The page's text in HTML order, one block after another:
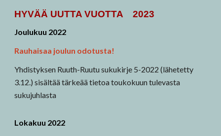
HYVÄÄ UUTTA VUOTTA 2023
Joulukuu 2022
Rauhaisaa joulun odotusta!
Yhdistyksen Ruuth-Ruutu sukukirje 5-2022 (lähetetty
3.12.) sisältää tärkeää tietoa toukokuun tulevasta
sukujuhlasta
Lokakuu 2022